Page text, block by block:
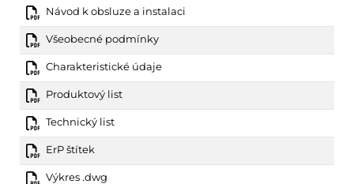
Návod k obsluze a instalaci
Všeobecné podmínky
Charakteristické údaje
Produktový list
Technický list
ErP štítek
Výkres .dwg